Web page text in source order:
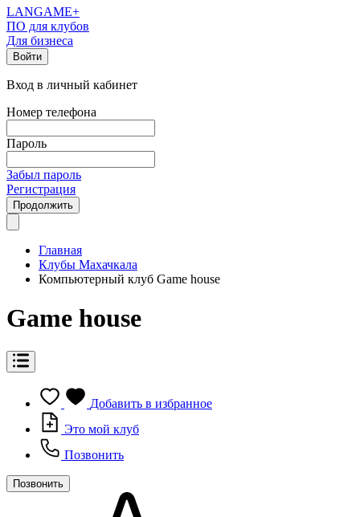
LANGAME+
ПО для клубов
Для бизнеса
Войти
Вход в личный кабинет
Номер телефона
Пароль
Забыл пароль
Регистрация
Продолжить
Главная
Клубы Махачкала
Компьютерный клуб Game house
Game house
Добавить в избранное
Это мой клуб
Позвонить
Позвонить